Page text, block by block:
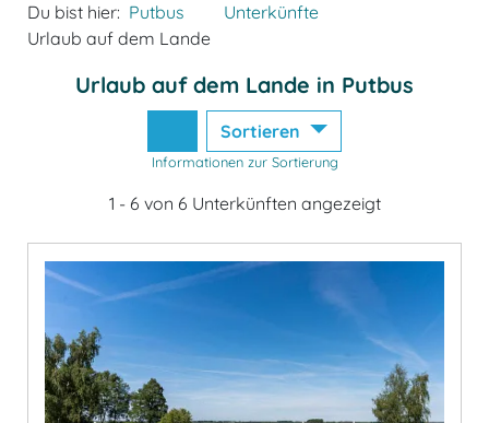
Du bist hier: Putbus
Unterkünfte
Urlaub auf dem Lande
Urlaub auf dem Lande in Putbus
Sortieren
Informationen zur Sortierung
1 - 6 von 6 Unterkünften angezeigt